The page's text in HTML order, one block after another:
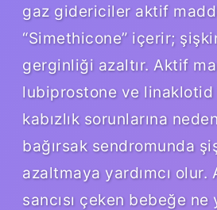
gaz gidericiler aktif
“Simethicone” içerir;
gerginliği azaltır. Aktif
lubiprostone ve
kabızlık sorunlarına
bağırsak sendromunda
azaltmaya yardımcı olur.
sancısı çeken bebeğe ne